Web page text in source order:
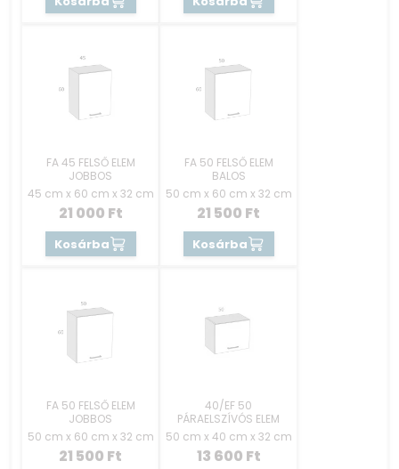
FA 45 FELSŐ ELEM
JOBBOS
45 cm x 60 cm x 32 cm
21 000 Ft
Kosárba
FA 50 FELSŐ ELEM
BALOS
50 cm x 60 cm x 32 cm
21 500 Ft
Kosárba
FA 50 FELSŐ ELEM
JOBBOS
50 cm x 60 cm x 32 cm
21 500 Ft
40/EF 50
PÁRAELSZÍVÓS ELEM
50 cm x 40 cm x 32 cm
13 600 Ft